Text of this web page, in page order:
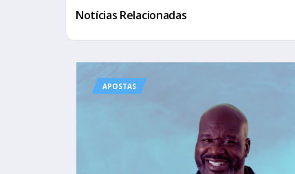
Notícias Relacionadas
APOSTAS